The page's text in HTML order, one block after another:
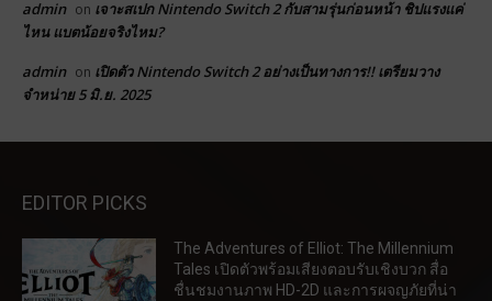
admin on เจาะสเปก Nintendo Switch 2 กับสามรุ่นก่อนหน้า ชิปแรงแค่
ไหน แบตน้อยจริงไหม?
admin on เปิดตัว Nintendo Switch 2 อย่างเป็นทางการ!! เตรียมวาง
จำหน่าย 5 มิ.ย. 2025
EDITOR PICKS
The Adventures of Elliot: The Millennium
Tales เปิดตัวพร้อมเสียงตอบรับเชิงบวก สื่อ
ชื่นชมงานภาพ HD-2D และการผจญภัยที่น่า